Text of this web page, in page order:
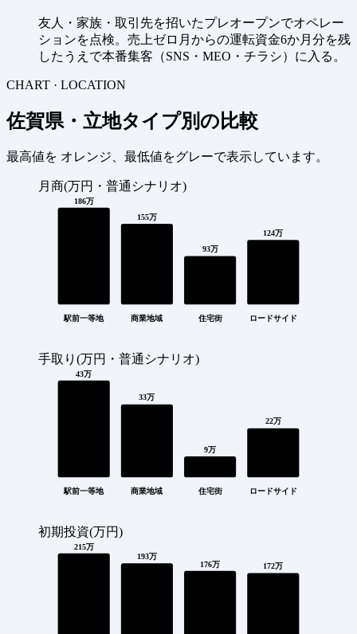
友人・家族・取引先を招いたプレオープンでオペレー
ションを点検。売上ゼロ月からの運転資金6か月分を残
したうえで本番集客（SNS・MEO・チラシ）に入る。
CHART · LOCATION
佐賀県・立地タイプ別の比較
最高値を オレンジ、最低値をグレーで表示しています。
月商(万円・普通シナリオ)
186万
駅前一等地
155万
商業地域
93万
住宅街
124万
ロードサイド
手取り(万円・普通シナリオ)
43万
駅前一等地
33万
商業地域
9万
住宅街
22万
ロードサイド
初期投資(万円)
215万
193万
176万 172万